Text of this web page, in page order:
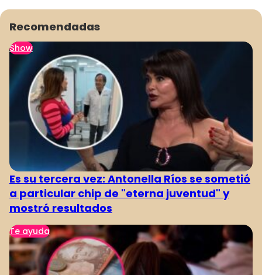
Recomendadas
Show
Es su tercera vez: Antonella Ríos se sometió
a particular chip de "eterna juventud" y
mostró resultados
Te ayuda